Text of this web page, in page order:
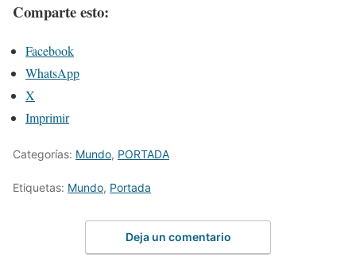
Comparte esto:
Facebook
WhatsApp
X
Imprimir
Categorías: Mundo, PORTADA
Etiquetas: Mundo, Portada
Deja un comentario